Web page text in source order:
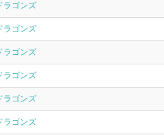
ラゴンズ
ラゴンズ
ラゴンズ
ラゴンズ
ラゴンズ
ラゴンズ